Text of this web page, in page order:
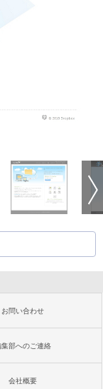
お問い合わせ
集部へのご連絡
会社概要